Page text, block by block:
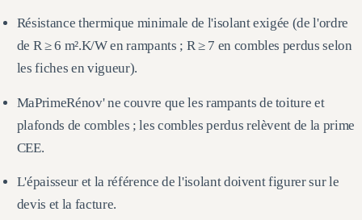
Résistance thermique minimale de l'isolant exigée (de l'ordre
de R ≥ 6 m².K/W en rampants ; R ≥ 7 en combles perdus selon
les fiches en vigueur).
MaPrimeRénov' ne couvre que les rampants de toiture et
plafonds de combles ; les combles perdus relèvent de la prime
CEE.
L'épaisseur et la référence de l'isolant doivent figurer sur le
devis et la facture.